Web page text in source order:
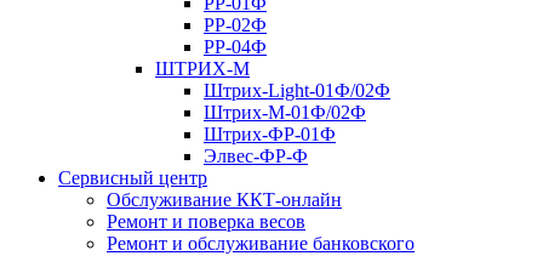
РР-02Ф
РР-04Ф
ШТРИХ-М
Штрих-Light-01Ф/02Ф
Штрих-М-01Ф/02Ф
Штрих-ФР-01Ф
Элвес-ФР-Ф
Сервисный центр
Обслуживание ККТ-онлайн
Ремонт и поверка весов
Ремонт и обслуживание банковского